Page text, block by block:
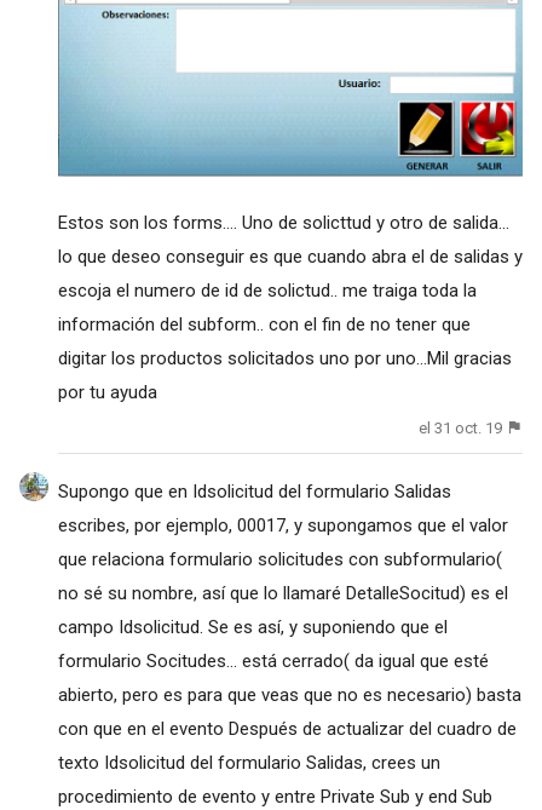
Estos son los forms…. Uno de solicttud y otro de salida...
lo que deseo conseguir es que cuando abra el de salidas y
escoja el numero de id de solictud.. me traiga toda la
información del subform.. con el fin de no tener que
digitar los productos solicitados uno por uno...Mil gracias
por tu ayuda
el 31 oct. 19
Supongo que en Idsolicitud del formulario Salidas
escribes, por ejemplo, 00017, y supongamos que el valor
que relaciona formulario solicitudes con subformulario(
no sé su nombre, así que lo llamaré DetalleSocitud) es el
campo Idsolicitud. Se es así, y suponiendo que el
formulario Socitudes... está cerrado( da igual que esté
abierto, pero es para que veas que no es necesario) basta
con que en el evento Después de actualizar del cuadro de
texto Idsolicitud del formulario Salidas, crees un
procedimiento de evento y entre Private Sub y end Sub